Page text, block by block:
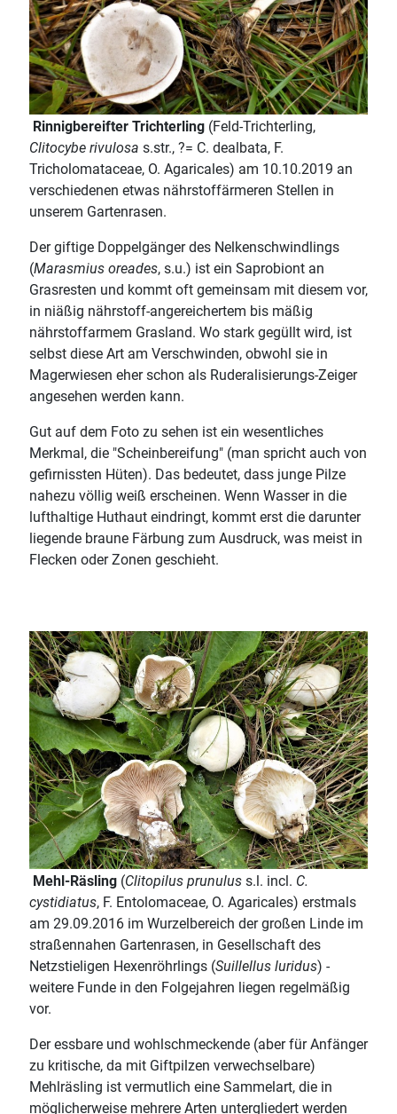
Rinnigbereifter Trichterling (Feld-Trichterling,
Clitocybe rivulosa s.str., ?= C. dealbata, F.
Tricholomataceae, O. Agaricales) am 10.10.2019 an
verschiedenen etwas nährstoffärmeren Stellen in
unserem Gartenrasen.
Der giftige Doppelgänger des Nelkenschwindlings
(Marasmius oreades, s.u.) ist ein Saprobiont an
Grasresten und kommt oft gemeinsam mit diesem vor,
in niäßig nährstoff-angereichertem bis mäßig
nährstoffarmem Grasland. Wo stark gegüllt wird, ist
selbst diese Art am Verschwinden, obwohl sie in
Magerwiesen eher schon als Ruderalisierungs-Zeiger
angesehen werden kann.
Gut auf dem Foto zu sehen ist ein wesentliches
Merkmal, die "Scheinbereifung" (man spricht auch von
gefirnissten Hüten). Das bedeutet, dass junge Pilze
nahezu völlig weiß erscheinen. Wenn Wasser in die
lufthaltige Huthaut eindringt, kommt erst die darunter
liegende braune Färbung zum Ausdruck, was meist in
Flecken oder Zonen geschieht.
Mehl-Räsling (Clitopilus prunulus s.l. incl. C.
cystidiatus, F. Entolomaceae, O. Agaricales) erstmals
am 29.09.2016 im Wurzelbereich der großen Linde im
straßennahen Gartenrasen, in Gesellschaft des
Netzstieligen Hexenröhrlings (Suillellus luridus) -
weitere Funde in den Folgejahren liegen regelmäßig
vor.
Der essbare und wohlschmeckende (aber für Anfänger
zu kritische, da mit Giftpilzen verwechselbare)
Mehlräsling ist vermutlich eine Sammelart, die in
möglicherweise mehrere Arten untergliedert werden